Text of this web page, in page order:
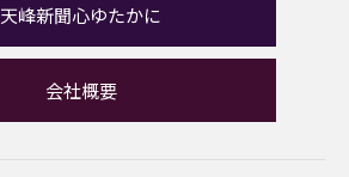
天峰新聞心ゆたかに
会社概要